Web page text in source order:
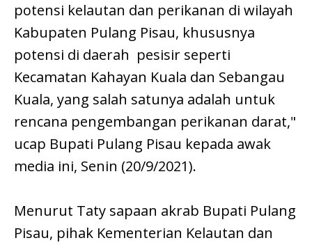
potensi kelautan dan perikanan di wilayah
Kabupaten Pulang Pisau, khususnya
potensi di daerah pesisir seperti
Kecamatan Kahayan Kuala dan Sebangau
Kuala, yang salah satunya adalah untuk
rencana pengembangan perikanan darat,"
ucap Bupati Pulang Pisau kepada awak
media ini, Senin (20/9/2021).
Menurut Taty sapaan akrab Bupati Pulang
Pisau, pihak Kementerian Kelautan dan